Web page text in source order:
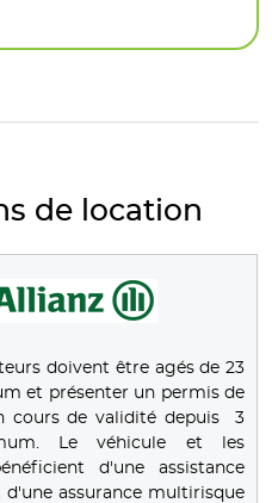
de location
doivent être agés de 23
et présenter un permis de
cours de validité depuis 3
Le véhicule et les
d'une assistance
d'une assurance multirisque